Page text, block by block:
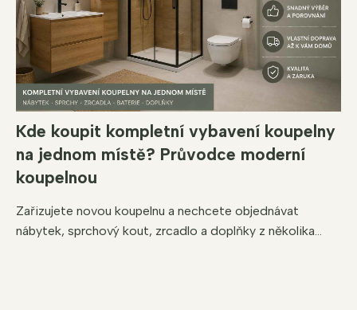
Kde koupit kompletní vybavení koupelny
na jednom místě? Průvodce moderní
koupelnou
Zařizujete novou koupelnu a nechcete objednávat
nábytek, sprchový kout, zrcadlo a doplňky z několika...